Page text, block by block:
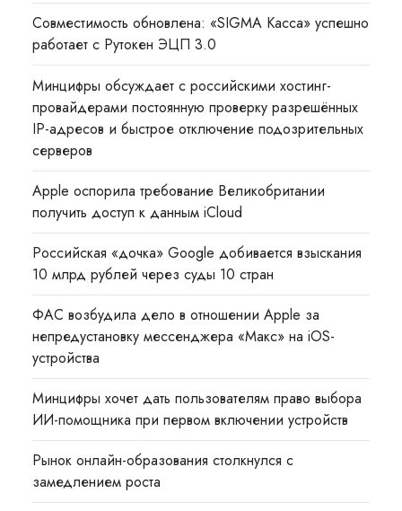
Совместимость обновлена: «SIGMA Касса» успешно
работает с Рутокен ЭЦП 3.0
Минцифры обсуждает с российскими хостинг-
провайдерами постоянную проверку разрешённых
IP-адресов и быстрое отключение подозрительных
серверов
Apple оспорила требование Великобритании
получить доступ к данным iCloud
Российская «дочка» Google добивается взыскания
10 млрд рублей через суды 10 стран
ФАС возбудила дело в отношении Apple за
непредустановку мессенджера «Макс» на iOS-
устройства
Минцифры хочет дать пользователям право выбора
ИИ-помощника при первом включении устройств
Рынок онлайн-образования столкнулся с
замедлением роста